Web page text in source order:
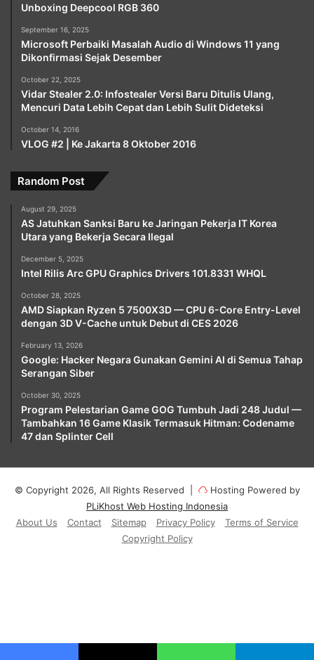
Unboxing Deepcool RGB 360
September 16, 2025
Microsoft Perbaiki Masalah Audio di Windows 11 yang
Dikonfirmasi Sejak Desember
October 22, 2025
Vidar Stealer 2.0: Infostealer Versi Baru Ditulis Ulang,
Mencuri Data Lebih Cepat dan Lebih Sulit Dideteksi
October 14, 2016
VLOG #2 | Ke Jakarta 8 Oktober 2016
Random Post
August 29, 2025
AS Jatuhkan Sanksi Baru ke Jaringan Pekerja IT Korea
Utara yang Bekerja Secara Ilegal
December 5, 2025
Intel Rilis Arc GPU Graphics Drivers 101.8331 WHQL
October 28, 2025
AMD Siapkan Ryzen 5 7500X3D — CPU 6-Core Entry-Level
dengan 3D V-Cache untuk Debut di CES 2026
February 13, 2026
Google: Hacker Negara Gunakan Gemini AI di Semua Tahap
Serangan Siber
October 30, 2025
Program Pelestarian Game GOG Tumbuh Jadi 248 Judul —
Tambahkan 16 Game Klasik Termasuk Hitman: Codename
47 dan Splinter Cell
© Copyright 2026, All Rights Reserved |
Hosting Powered by
PLiKhost Web Hosting Indonesia
About Us
Contact Sitemap Privacy Policy
Terms of Service
Copyright Policy